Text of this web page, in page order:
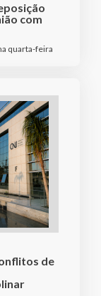
com
quarta-feira
de